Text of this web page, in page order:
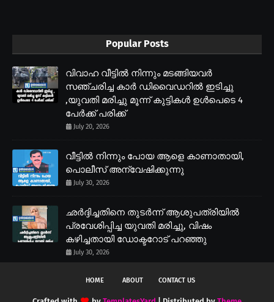
Popular Posts
വിവാഹ വീട്ടിൽ നിന്നും മടങ്ങിയവർ
സഞ്ചരിച്ച കാർ ഡിവൈഡറിൽ ഇടിച്ചു
,യുവതി മരിച്ചു മൂന്ന് കുട്ടികൾ ഉൾപെടെ 4
പേർക്ക് പരിക്ക്
July 20, 2026
വീട്ടിൽ നിന്നും പോയ ആളെ കാണാതായി,
പൊലീസ് അന്വേഷിക്കുന്നു
July 30, 2026
ഛർദ്ദിച്ചതിനെ തുടർന്ന് ആശുപത്രിയിൽ
പ്രവേശിപ്പിച്ച യുവതി മരിച്ചു, വിഷം
കഴിച്ചതായി ഡോക്ടറോട് പറഞ്ഞു
July 30, 2026
HOME ABOUT CONTACT US